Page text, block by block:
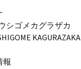
シゴメカグラザカ
KAGURAZAKA
報